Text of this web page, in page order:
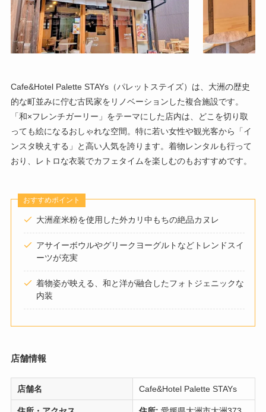
Cafe&Hotel Palette STAYs（パレットステイズ）は、大洲の歴史
的な町並みに佇む古民家をリノベーションした複合施設です。
「和×フレンチガーリー」をテーマにした店内は、どこを切り取
っても絵になるおしゃれな空間。特に若い女性や観光客から「イ
ンスタ映えする」と高い人気を誇ります。着物レンタルも行って
おり、レトロな衣装でカフェタイムを楽しむのもおすすめです。
おすすめポイント
大洲産米粉を使用した外カリ中もちの絶品カヌレ
アサイーボウルやグリークヨーグルトなどトレンドスイ
ーツが充実
着物姿が映える、和と洋が融合したフォトジェニックな
内装
店舗情報
店舗名 Cafe&Hotel Palette STAYs